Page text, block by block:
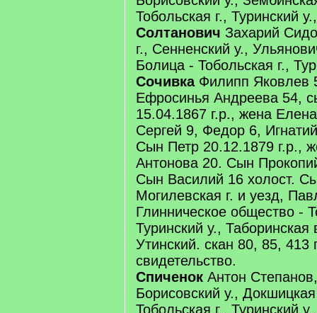
Тобольская г., Туринский
Солтанович Захарий
г., Сенненский у.,
Болица - Тобольская г.,
СочивкаФилипп Яковлев
Ефросинья Андреева 54,
15.04.1867 г.р., жена
Сергей 9, Федор 6,
Сын Петр 20.12.1879 г.р.,
Антонова 20. Сын
Сын Василий 16 холост.
Могилевская г. и уезд,
Глинническое общество -
Туринский у., Таборинская
Утинский. скан 80, 85, 413
свидетельство.
Спиченок Антон
Борисовский у.,
Тобольская г., Туринский